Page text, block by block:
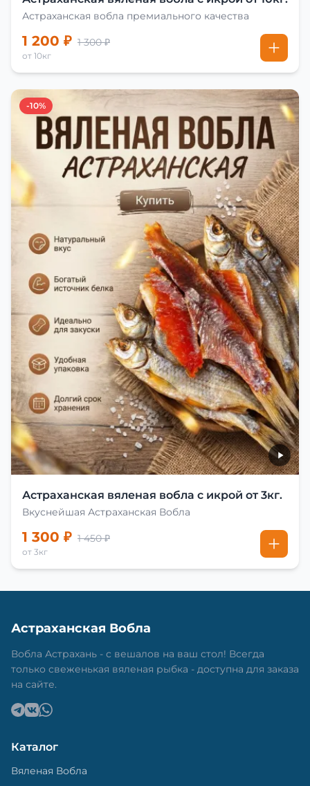
Астраханская вобла премиального качества
1 200 ₽ 1 300 ₽
от 10кг
-10%
Астраханская вяленая вобла с икрой от 3кг.
Вкуснейшая Астраханская Вобла
1 300 ₽ 1 450 ₽
от 3кг
Астраханская Вобла
Вобла Астрахань - с вешалов на ваш стол! Всегда
только свеженькая вяленая рыбка - доступна для заказа
на сайте.
Каталог
Вяленая Вобла